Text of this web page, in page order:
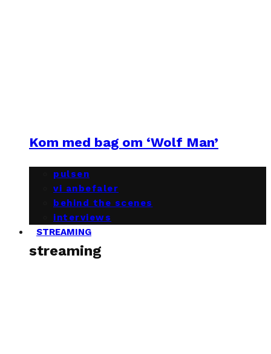
Kom med bag om ‘Wolf Man’
pulsen
vi anbefaler
behind the scenes
interviews
STREAMING
streaming